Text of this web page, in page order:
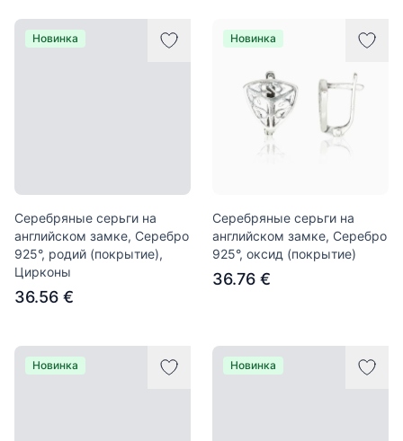
Новинка
Серебряные серьги на
английском замке, Серебро
925°, родий (покрытие),
Цирконы
36.56 €
Новинка
Серебряные серьги на
английском замке, Серебро
925°, оксид (покрытие)
36.76 €
Новинка Новинка